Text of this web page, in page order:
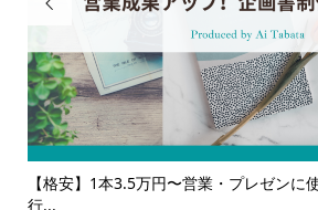
書作成代
【サービス一覧】広報・企画